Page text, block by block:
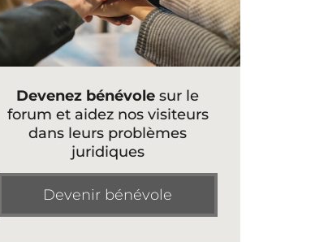
Devenez bénévole sur le
forum et aidez nos visiteurs
dans leurs problèmes
juridiques
Devenir bénévole